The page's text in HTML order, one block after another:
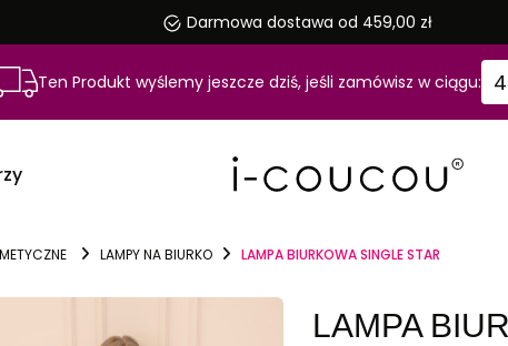
Darmowa dostawa od 459,00 zł
Ten Produkt wyślemy jeszcze dziś, jeśli zamówisz w ciągu: 4
LAMPY NA BIURKO LAMPA BIURKOWA SINGLE STAR
LAMPA